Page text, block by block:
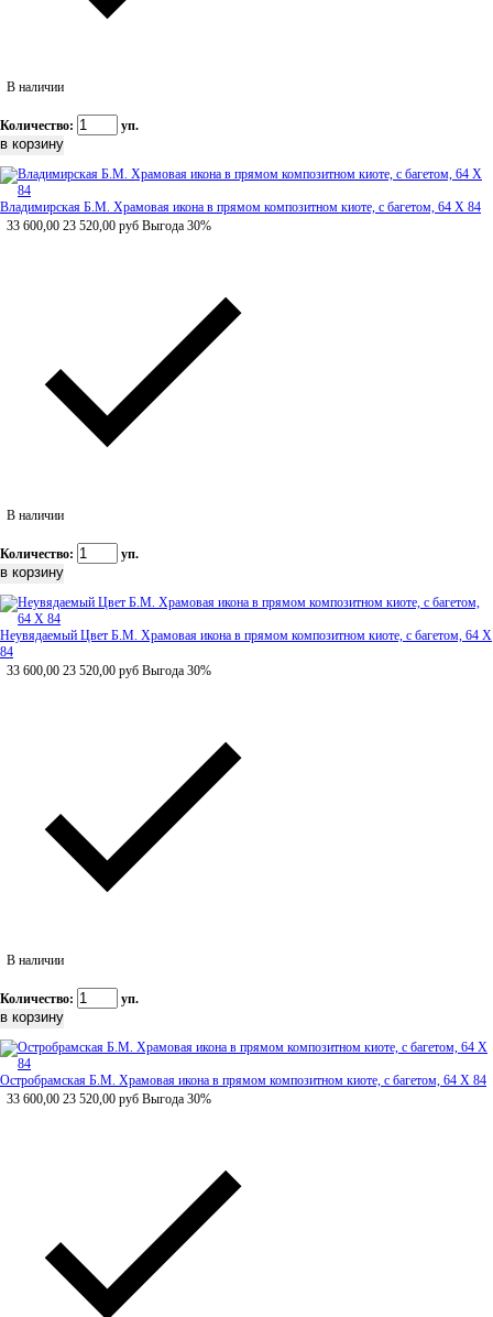
В наличии
Количество: уп.
Владимирская Б.М. Храмовая икона в прямом композитном киоте, с багетом, 64 Х 84
33 600,00 23 520,00 руб Выгода 30%
В наличии
Количество: уп.
Неувядаемый Цвет Б.М. Храмовая икона в прямом композитном киоте, с багетом, 64 Х
84
33 600,00 23 520,00 руб Выгода 30%
В наличии
Количество: уп.
Остробрамская Б.М. Храмовая икона в прямом композитном киоте, с багетом, 64 Х 84
33 600,00 23 520,00 руб Выгода 30%